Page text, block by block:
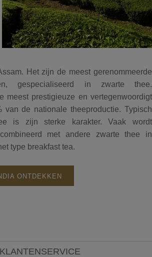
Het zijn de meest gerenommeerde
gespecialiseerd in zwarte thee.
meest prestigieuze en vertegenwoordigt
van de nationale theeproductie. Typisch
is zijn sterke karakter. Vaak wordt
met andere zwarte thee in
type breakfast tea.
ONTDEKKEN
KLANTENSERVICE